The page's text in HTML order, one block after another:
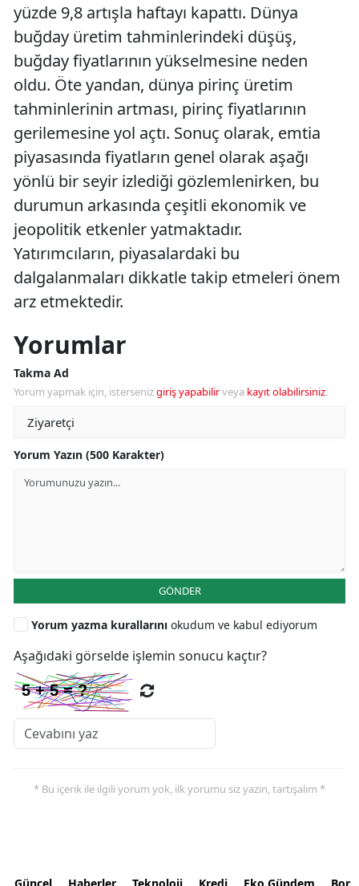
yüzde 9,8 artışla haftayı kapattı. Dünya
buğday üretim tahminlerindeki düşüş,
buğday fiyatlarının yükselmesine neden
oldu. Öte yandan, dünya pirinç üretim
tahminlerinin artması, pirinç fiyatlarının
gerilemesine yol açtı. Sonuç olarak, emtia
piyasasında fiyatların genel olarak aşağı
yönlü bir seyir izlediği gözlemlenirken, bu
durumun arkasında çeşitli ekonomik ve
jeopolitik etkenler yatmaktadır.
Yatırımcıların, piyasalardaki bu
dalgalanmaları dikkatle takip etmeleri önem
arz etmektedir.
Yorumlar
Takma Ad
Yorum yapmak için, istersenizgiriş yapabilirveya kayıt olabilirsiniz.
Yorum Yazın (500 Karakter)
GÖNDER
Yorum yazma kurallarını okudum ve kabul ediyorum
Aşağıdaki görselde işlemin sonucu kaçtır?
* Bu içerik ile ilgili yorum yok, ilk yorumu siz yazın, tartışalım *